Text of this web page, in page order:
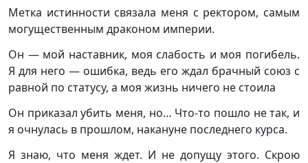
Метка истинности связала меня с ректором, самым
могущественным драконом империи.
Он — мой наставник, моя слабость и моя погибель.
Я для него — ошибка, ведь его ждал брачный союз с
равной по статусу, а моя жизнь ничего не стоила
Он приказал убить меня, но… Что-то пошло не так, и
я очнулась в прошлом, накануне последнего курса.
Я знаю, что меня ждет. И не допущу этого. Скрою